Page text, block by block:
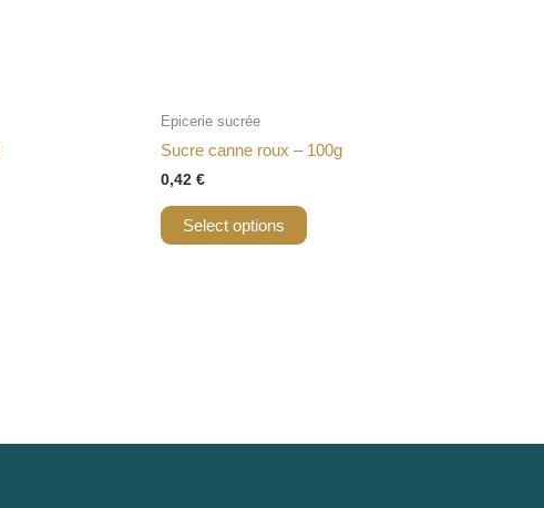
Epicerie sucrée
Sucre canne roux – 100g
0,42 €
Select options